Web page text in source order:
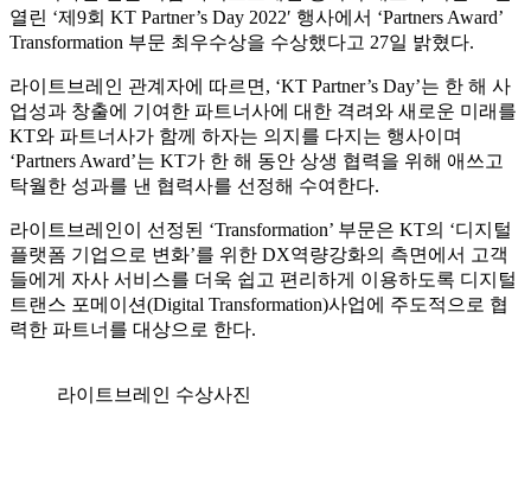
‘Partners Award’는 KT가 한 해 동안 상생 협력을 위해 애쓰고
탁월한 성과를 낸 협력사를 선정해 수여한다.
라이트브레인이 선정된 ‘Transformation’ 부문은 KT의 ‘디지털
플랫폼 기업으로 변화’를 위한 DX역량강화의 측면에서 고객
들에게 자사 서비스를 더욱 쉽고 편리하게 이용하도록 디지털
트랜스 포메이션(Digital Transformation)사업에 주도적으로 협
력한 파트너를 대상으로 한다.
라이트브레인 수상사진